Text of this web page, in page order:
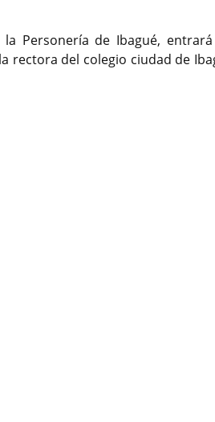
Personería de Ibagué,
del colegio ciudad de